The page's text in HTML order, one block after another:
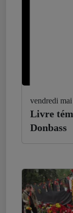
vendredi
Livre
Donbass